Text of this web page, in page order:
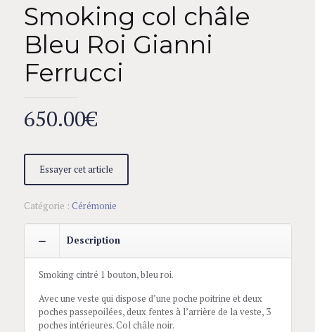
Smoking col châle
Bleu Roi Gianni
Ferrucci
650.00€
Essayer cet article
Catégorie : Cérémonie
Description
Smoking cintré 1 bouton, bleu roi.
Avec une veste qui dispose d’une poche poitrine et deux
poches passepoilées, deux fentes à l’arrière de la veste, 3
poches intérieures. Col châle noir.